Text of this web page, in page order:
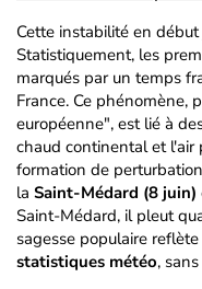
Cette instabilité en
Statistiquement, les
marqués par un temps
France. Ce phénomène,
européenne", est lié à
chaud continental et l'air
formation de
la Saint-Médard (8 juin)
Saint-Médard, il pleut
sagesse populaire
statistiques météo,